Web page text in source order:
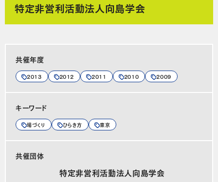
特定非営利活動法人向島学会
共催年度
2013 2012 2011 2010 2009
キーワード
場づくり ひらき方 東京
共催団体
特定非営利活動法人向島学会